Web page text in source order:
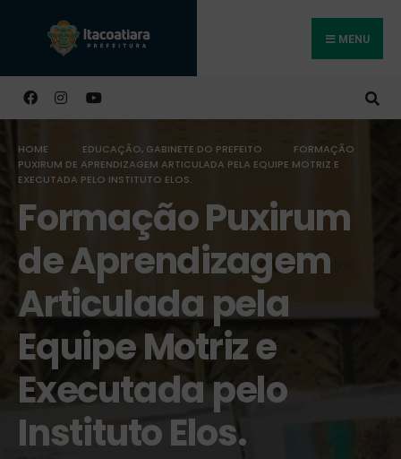
MENU
HOME EDUCAÇÃO, GABINETE DO PREFEITO
FORMAÇÃO
PUXIRUM DE APRENDIZAGEM ARTICULADA PELA EQUIPE MOTRIZ E
EXECUTADA PELO INSTITUTO ELOS.
Formação Puxirum
de Aprendizagem
Articulada pela
Equipe Motriz e
Executada pelo
Instituto Elos.
Buscar